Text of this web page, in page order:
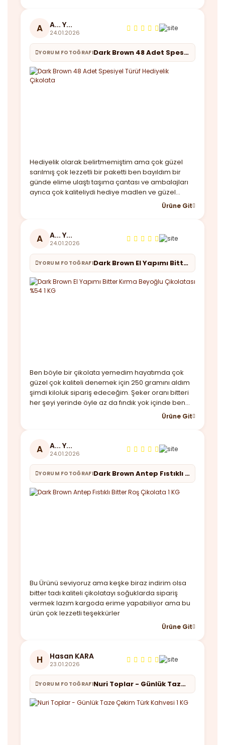
A A... Y...
24.01.2026
YORUM FOTOĞRAFI Dark Brown 48 Adet Spesiyel Türüf Hediyelik Çikolata
Hediyelik olarak belirtmemiştim ama çok güzel
sarılmış çok lezzetli bir paketti ben bayıldım bir
günde elime ulaştı taşıma çantası ve ambalajları
ayrıca çok kaliteliydi hediye madlen ve güzel
Ürüne Git
A A... Y...
24.01.2026
YORUM FOTOĞRAFI Dark Brown El Yapımı Bitter Kırma Beyoğlu Çikolatası %54 1 KG
Ben böyle bir çikolata yemedim hayatımda çok
güzel çok kaliteli denemek için 250 gramını aldım
şimdi kiloluk sipariş edeceğim. Şeker oranı bitteri
her şeyi yerinde öyle az da fındık yok içinde ben
beğendim almayı düşünenler kaçırmasın derim.
Ürüne Git
A A... Y...
24.01.2026
YORUM FOTOĞRAFI Dark Brown Antep Fıstıklı Bitter Roş Çikolata 1 KG
Bu Ürünü seviyoruz ama keşke biraz indirim olsa
bitter tadı kaliteli çikolatayı soğuklarda sipariş
vermek lazım kargoda erime yapabiliyor ama bu
ürün çok lezzetli teşekkürler
Ürüne Git
H Hasan KARA
23.01.2026
YORUM FOTOĞRAFI Nuri Toplar - Günlük Taze Çekim Türk Kahvesi 1 KG